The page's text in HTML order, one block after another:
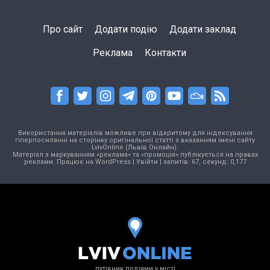
Про сайт Додати подію Додати заклад
Реклама Контакти
Використання матеріалів можливе при відкритому для індексування
гіперпосиланні на сторінку оригінальної статті з вказанням імені сайту
LvivOnline (Львів Онлайн).
Матеріал з маркуванням «реклама» та «промоція» публікується на правах
реклами. Працює на WordPress| Увійти | запитів: 67, секунд: 0,177